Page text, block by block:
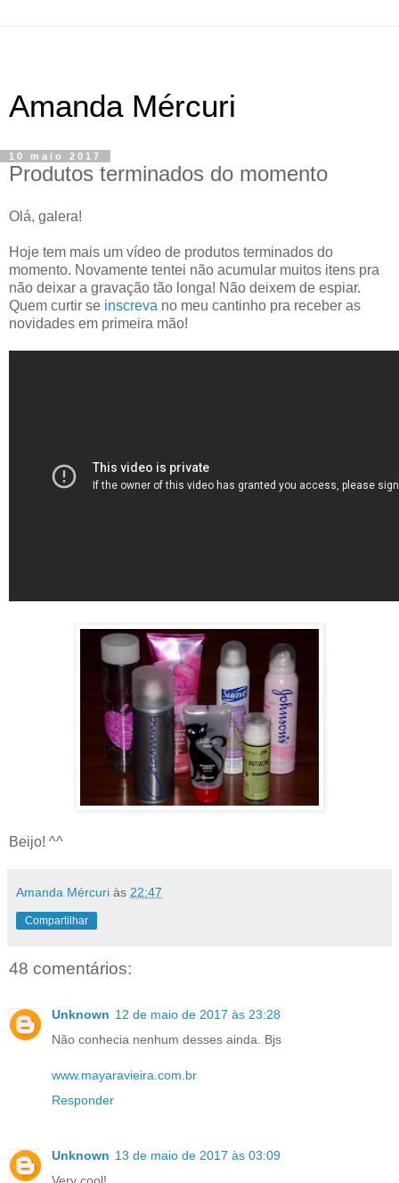
Amanda Mércuri
10 maio 2017
Produtos terminados do momento
Olá, galera!
Hoje tem mais um vídeo de produtos terminados do
momento. Novamente tentei não acumular muitos itens pra
não deixar a gravação tão longa! Não deixem de espiar.
Quem curtir se inscreva no meu cantinho pra receber as
novidades em primeira mão!
Beijo! ^^
Amanda Mércuri às 22:47
Compartilhar
48 comentários:
Unknown 12 de maio de 2017 às 23:28
Não conhecia nenhum desses ainda. Bjs
www.mayaravieira.com.br
Responder
Unknown 13 de maio de 2017 às 03:09